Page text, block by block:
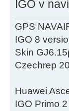
IGO v
GPS
IGO 8
Skin
Czechrep
Huawei
IGO Primo